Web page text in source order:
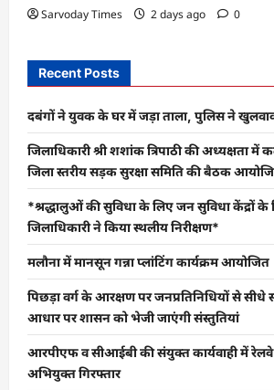
Sarvoday Times 2 days ago 0
Recent Posts
दबंगों ने युवक के घर में जड़ा ताला, पुलिस ने
जिलाधिकारी श्री शशांक त्रिपाठी की अध्यक्षता में
जिला स्तरीय सड़क सुरक्षा समिति की बैठक
*श्रद्धालुओं की सुविधा के लिए जन सुविधा केंद्रों के
जिलाधिकारी ने किया स्थलीय निरीक्षण*
मलौना में मानसून गन्ना प्लांटिंग कार्यक्रम आयोजित
पिछड़ा वर्ग के आरक्षण पर जनप्रतिनिधियों से सीधे
आधार पर शासन को भेजी जाएंगी संस्तुतियां
आरपीएफ व सीआईबी की संयुक्त कार्यवाही में
अभियुक्त गिरफ्तार